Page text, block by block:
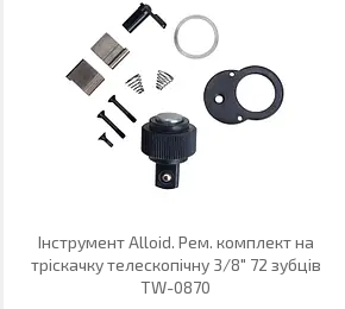
Інструмент Alloid. Рем. комплект на
тріскачку телескопічну 3/8" 72 зубців
TW-0870